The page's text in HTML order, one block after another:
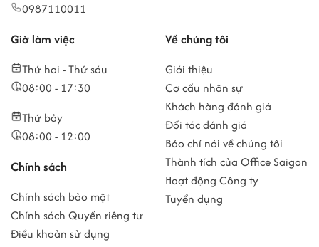
0987110011
Giờ làm việc
Thứ hai - Thứ sáu
08:00 - 17:30
Thứ bảy
08:00 - 12:00
Chính sách
Chính sách bảo mật
Chính sách Quyền riêng tư
Điều khoản sử dụng
Về chúng tôi
Giới thiệu
Cơ cấu nhân sự
Khách hàng đánh giá
Đối tác đánh giá
Báo chí nói về chúng tôi
Thành tích của Office Saigon
Hoạt động Công ty
Tuyển dụng